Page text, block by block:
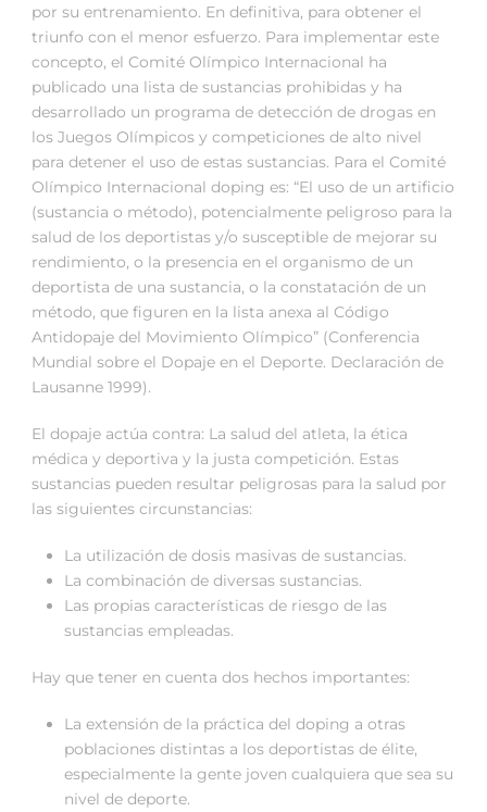
por su entrenamiento. En definitiva, para obtener el
triunfo con el menor esfuerzo. Para implementar este
concepto, el Comité Olímpico Internacional ha
publicado una lista de sustancias prohibidas y ha
desarrollado un programa de detección de drogas en
los Juegos Olímpicos y competiciones de alto nivel
para detener el uso de estas sustancias. Para el Comité
Olímpico Internacional doping es: “El uso de un artificio
(sustancia o método), potencialmente peligroso para la
salud de los deportistas y/o susceptible de mejorar su
rendimiento, o la presencia en el organismo de un
deportista de una sustancia, o la constatación de un
método, que figuren en la lista anexa al Código
Antidopaje del Movimiento Olímpico” (Conferencia
Mundial sobre el Dopaje en el Deporte. Declaración de
Lausanne 1999).
El dopaje actúa contra: La salud del atleta, la ética
médica y deportiva y la justa competición. Estas
sustancias pueden resultar peligrosas para la salud por
las siguientes circunstancias:
La utilización de dosis masivas de sustancias.
La combinación de diversas sustancias.
Las propias características de riesgo de las
sustancias empleadas.
Hay que tener en cuenta dos hechos importantes:
La extensión de la práctica del doping a otras
poblaciones distintas a los deportistas de élite,
especialmente la gente joven cualquiera que sea su
nivel de deporte.